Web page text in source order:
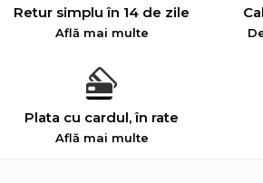
Retur simplu în 14 de zile
Află mai multe
Plata cu cardul, în rate
Află mai multe